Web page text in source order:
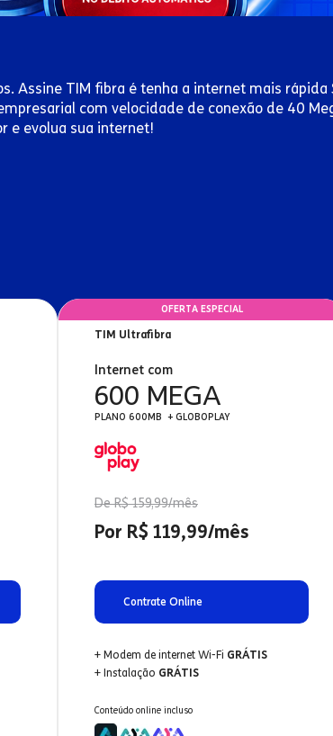
Assine TIM fibra é tenha a internet mais rápida
com velocidade de conexão de 40
e evolua sua internet!
TIM Ultrafibra
Internet com
600 MEGA
PLANO 600MB + GLOBOPLAY
De R$ 159,99/mês
Por R$ 119,99/mês
Contrate Online
+ Modem de internet Wi-Fi GRÁTIS
+ Instalação GRÁTIS
Conteúdo online incluso
OFERTA ESPECIAL